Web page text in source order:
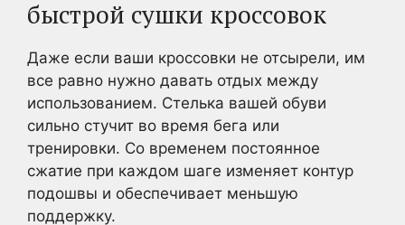
быстрой сушки кроссовок
Даже если ваши кроссовки не отсырели, им
все равно нужно давать отдых между
использованием. Стелька вашей обуви
сильно стучит во время бега или
тренировки. Со временем постоянное
сжатие при каждом шаге изменяет контур
подошвы и обеспечивает меньшую
поддержку.